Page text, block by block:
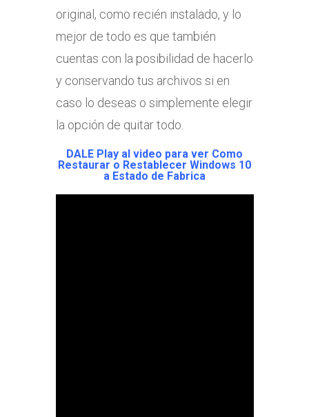
original, como recién instalado, y lo
mejor de todo es que también
cuentas con la posibilidad de hacerlo
y conservando tus archivos si en
caso lo deseas o simplemente elegir
la opción de quitar todo.
DALE Play al video para ver Como
Restaurar o Restablecer Windows 10
a Estado de Fabrica